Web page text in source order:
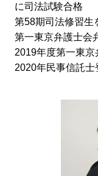
に司法試験合格
第58期司法修習生
第一東京弁護士会
2019年度第一東京
2020年民事信託士